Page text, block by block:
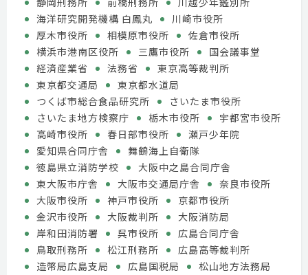
海洋研究開発機構 白鳳丸
川崎市役所
厚木市役所
相模原市役所
佐倉市役所
横浜市港南区役所
三鷹市役所
国会議事堂
経済産業省
法務省
東京高等裁判所
東京都交通局
東京都水道局
つくば市総合食品研究所
さいたま市役所
さいたま地方検察庁
栃木市役所
宇都宮市役所
高崎市役所
春日部市役所
瀬戸少年院
愛知県合同庁舎
舞鶴海上自衛隊
徳島県立消防学校
大阪中之島合同庁舎
東大阪市庁舎
大阪市交通局庁舎
奈良市役所
大阪市役所
神戸市役所
京都市役所
金沢市役所
大阪裁判所
大阪消防局
岸和田消防署
呉市役所
広島合同庁舎
鳥取刑務所
松江刑務所
広島高等裁判所
造幣局広島支局
広島国税局
松山地方法務局